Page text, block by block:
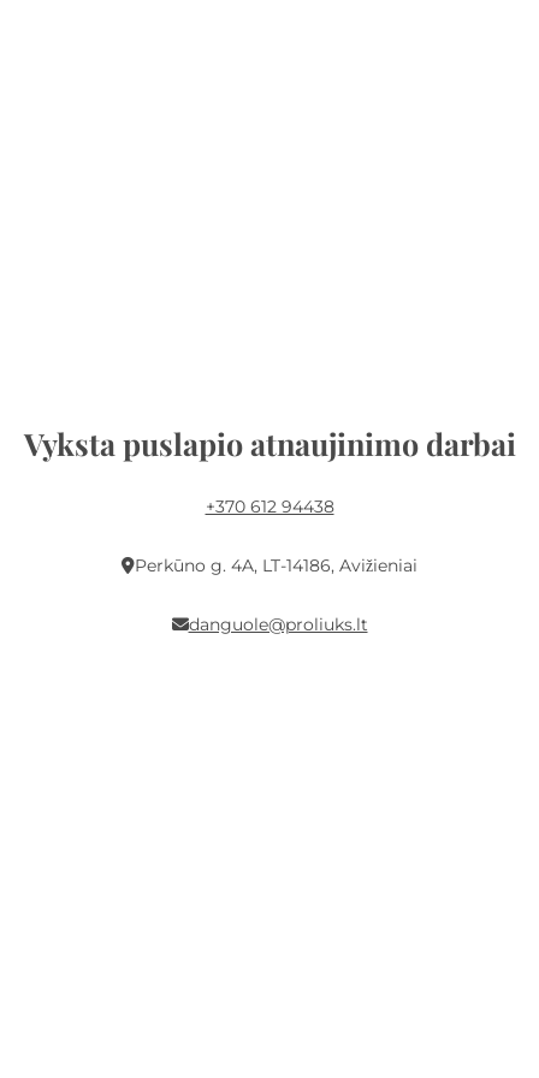
Vyksta puslapio atnaujinimo darbai
+370 612 94438
Perkūno g. 4A, LT-14186, Avižieniai
danguole@proliuks.lt